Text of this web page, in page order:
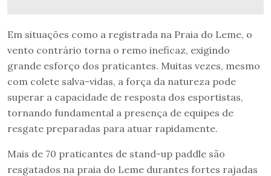
Em situações como a registrada na Praia do Leme, o
vento contrário torna o remo ineficaz, exigindo
grande esforço dos praticantes. Muitas vezes, mesmo
com colete salva-vidas, a força da natureza pode
superar a capacidade de resposta dos esportistas,
tornando fundamental a presença de equipes de
resgate preparadas para atuar rapidamente.
Mais de 70 praticantes de stand-up paddle são
resgatados na praia do Leme durantes fortes rajadas